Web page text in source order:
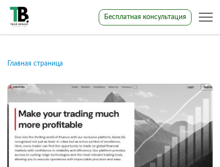
Бесплатная консультация
Главная страница